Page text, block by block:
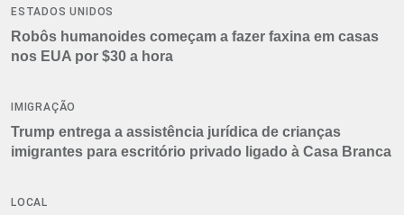
ESTADOS UNIDOS
Robôs humanoides começam a fazer faxina em casas
nos EUA por $30 a hora
IMIGRAÇÃO
Trump entrega a assistência jurídica de crianças
imigrantes para escritório privado ligado à Casa Branca
LOCAL